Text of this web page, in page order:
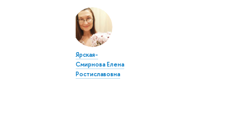
Ярская-
Смирнова Елена
Ростиславовна